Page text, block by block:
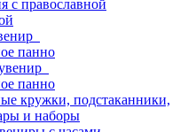
с православной
панно
панно
кружки, подстаканники,
и наборы